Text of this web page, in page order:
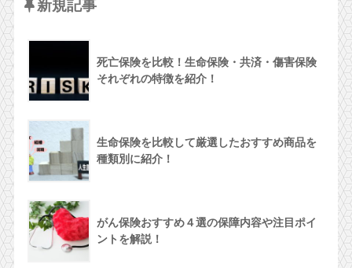
新規記事
死亡保険を比較！生命保険・共済・傷害保険
それぞれの特徴を紹介！
生命保険を比較して厳選したおすすめ商品を
種類別に紹介！
がん保険おすすめ４選の保障内容や注目ポイ
ントを解説！